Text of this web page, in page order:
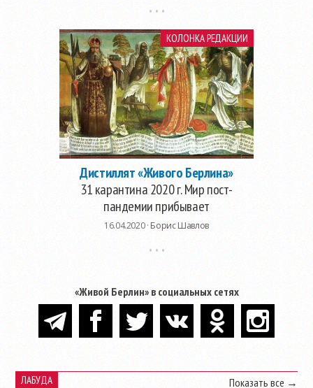
КОЛОНКА РЕДАКЦИИ
Дистиллят «Живого Берлина»
31 карантина 2020 г. Мир пост-
пандемии прибывает
16.04.2020 ·Борис Шавлов
«Живой Берлин» в социальных сетях
ЛАБУДА Показать все →